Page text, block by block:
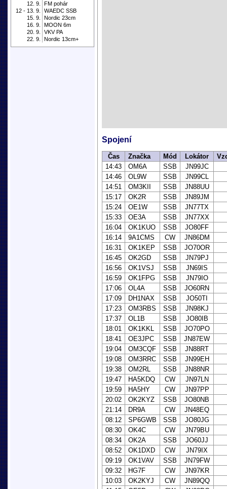
12. 9.
FM pohár
12 - 13. 9.
WAEDC SSB
15. 9.
Nordic 23cm
16. 9.
MOON 6m
20. 9.
VKV PA
22. 9.
Nordic 13cm+
Spojení
Čas Značka Mód Lokátor
14:43
OM6A SSB
JN99JC
14:46
OL9W SSB
JN99CL
14:51
OM3KII SSB
JN88UU
15:17
OK2R SSB
JN89JM
15:24
OE1W SSB
JN77TX
15:33
OE3A SSB
JN77XX
16:04
OK1KUO SSB
JO80FF
16:14
9A1CMS CW
JN86DM
16:31
OK1KEP SSB
JO70OR
16:45
OK2GD SSB
JN79PJ
16:56
OK1VSJ SSB
JN69IS
16:59
OK1FPG SSB
JN79IO
17:06
OL4A SSB
JO60RN
17:09
DH1NAX SSB
JO50TI
17:23
OM3RBS SSB
JN98KJ
17:37
OL1B SSB
JO80IB
18:01
OK1KKL SSB
JO70PO
18:41
OE3JPC SSB
JN87EW
19:04
OM3CQF SSB
JN88RT
19:08
OM3RRC SSB
JN99EH
19:38
OM2RL SSB
JN88NR
19:47
HA5KDQ CW
JN97LN
19:59
HA5HY CW
JN97PP
20:02
OK2KYZ SSB
JO80NB
21:14
DR9A CW
JN48EQ
08:12
SP6GWB SSB
JO80JG
08:30
OK4C CW
JN79BU
08:34
OK2A SSB
JO60JJ
08:52
OK1DXD CW
JN79IX
09:19
OK1VAV SSB
JN79FW
09:32
HG7F CW
JN97KR
10:03
OK2KYJ CW
JN89QQ